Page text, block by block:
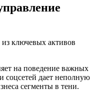
ключевых активов
на поведение важных
дает неполную
сегменты в тени.